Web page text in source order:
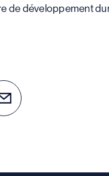
de développement